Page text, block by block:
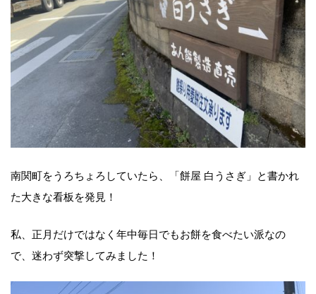
南関町をうろちょろしていたら、「餅屋 白うさぎ」と書かれ
た大きな看板を発見！
私、正月だけではなく年中毎日でもお餅を食べたい派なの
で、迷わず突撃してみました！